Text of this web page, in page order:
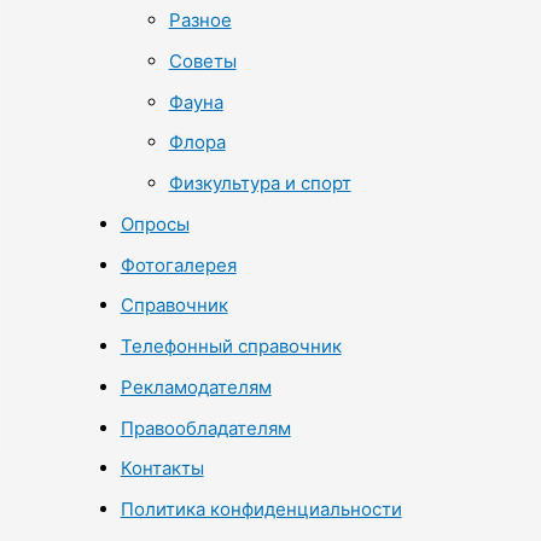
Разное
Советы
Фауна
Флора
Физкультура и спорт
Опросы
Фотогалерея
Справочник
Телефонный справочник
Рекламодателям
Правообладателям
Контакты
Политика конфиденциальности